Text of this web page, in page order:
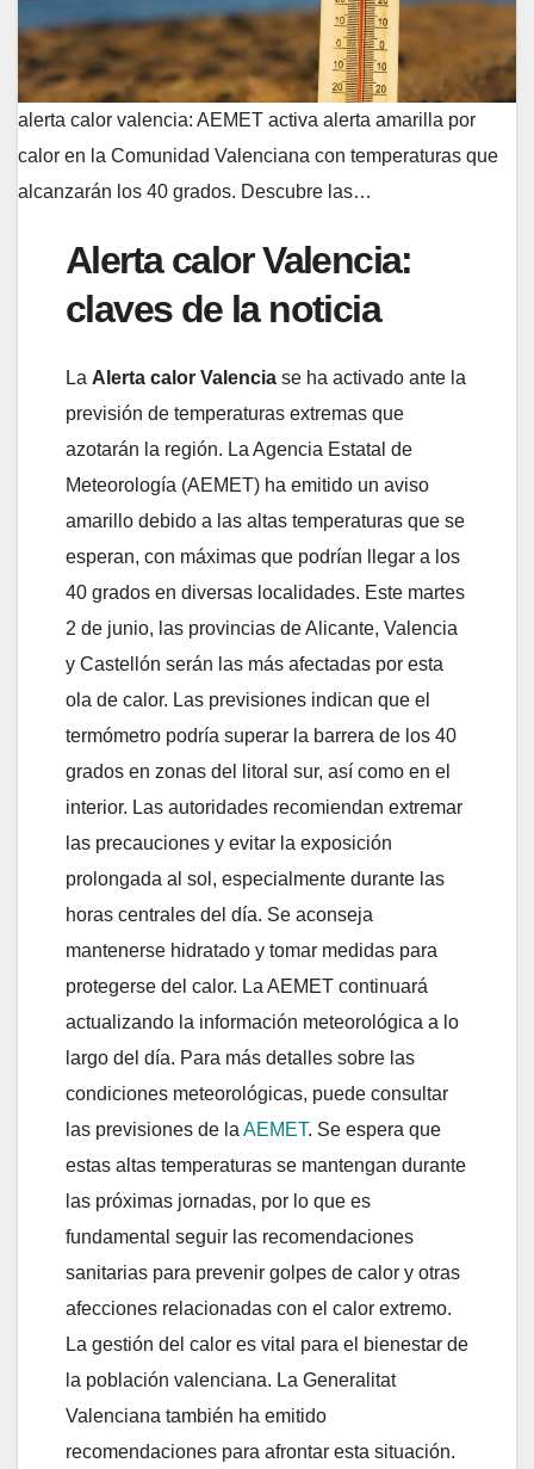
alerta calor valencia: AEMET activa alerta amarilla por
calor en la Comunidad Valenciana con temperaturas que
alcanzarán los 40 grados. Descubre las…
Alerta calor Valencia:
claves de la noticia
La Alerta calor Valencia se ha activado ante la
previsión de temperaturas extremas que
azotarán la región. La Agencia Estatal de
Meteorología (AEMET) ha emitido un aviso
amarillo debido a las altas temperaturas que se
esperan, con máximas que podrían llegar a los
40 grados en diversas localidades. Este martes
2 de junio, las provincias de Alicante, Valencia
y Castellón serán las más afectadas por esta
ola de calor. Las previsiones indican que el
termómetro podría superar la barrera de los 40
grados en zonas del litoral sur, así como en el
interior. Las autoridades recomiendan extremar
las precauciones y evitar la exposición
prolongada al sol, especialmente durante las
horas centrales del día. Se aconseja
mantenerse hidratado y tomar medidas para
protegerse del calor. La AEMET continuará
actualizando la información meteorológica a lo
largo del día. Para más detalles sobre las
condiciones meteorológicas, puede consultar
las previsiones de laAEMET. Se espera que
estas altas temperaturas se mantengan durante
las próximas jornadas, por lo que es
fundamental seguir las recomendaciones
sanitarias para prevenir golpes de calor y otras
afecciones relacionadas con el calor extremo.
La gestión del calor es vital para el bienestar de
la población valenciana. La Generalitat
Valenciana también ha emitido
recomendaciones para afrontar esta situación.